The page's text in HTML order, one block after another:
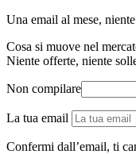
Una email al mese,
Cosa si muove nel
Niente offerte, niente
Non compilare
La tua email
Confermi dall’email, ti